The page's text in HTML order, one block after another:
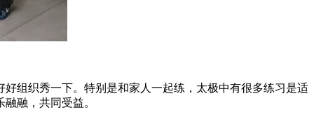
组织秀一下。特别是和家人一起练，太极中有很多练习是适
融，共同受益。